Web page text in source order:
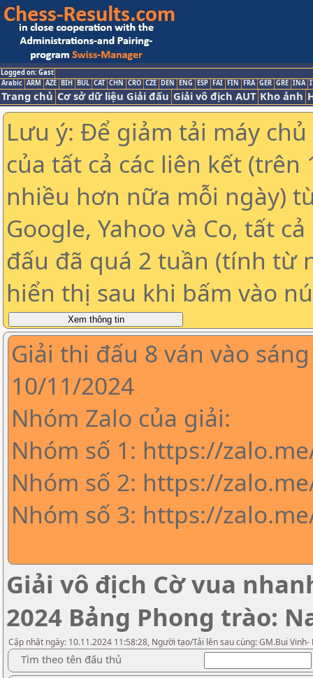
Logged on: Gast
Arabic ARM AZE BIH BUL CAT CHN CRO CZE DEN ENG ESP FAI FIN FRA GER GRE INA
Trang chủ Cơ sở dữ liệu Giải đấu Giải vô địch AUT Kho ảnh
Lưu ý: Để giảm tải máy
của tất cả các liên kết (trên
nhiều hơn nữa mỗi ngày)
Google, Yahoo và Co, tất
đấu đã quá 2 tuần (tính từ
hiển thị sau khi bấm vào
Giải thi đấu 8 ván vào
10/11/2024
Nhóm Zalo của giải:
Nhóm số 1: https://
Nhóm số 2: https://
Nhóm số 3: https://
Giải vô địch Cờ vua
2024 Bảng Phong trào:
Cập nhật ngày: 10.11.2024 11:58:28, Người tạo/Tải lên sau cùng: GM.Bui
Tìm theo tên đấu thủ